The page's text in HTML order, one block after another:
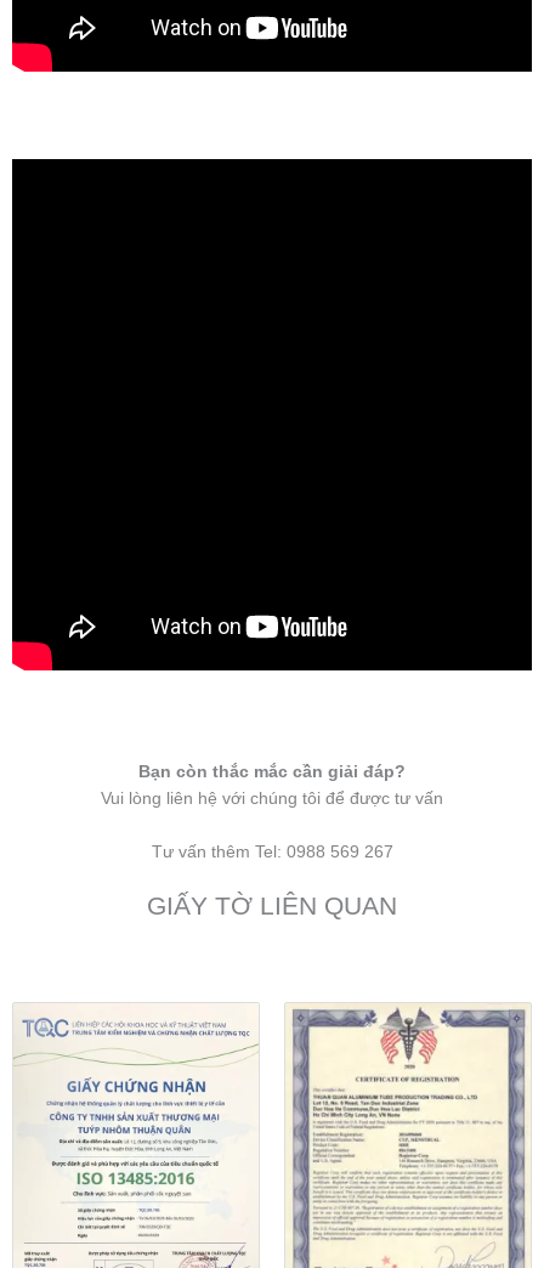
Bạn còn thắc mắc cần giải đáp?
Vui lòng liên hệ với chúng tôi để được tư vấn
Tư vấn thêm Tel: 0988 569 267
GIẤY TỜ LIÊN QUAN